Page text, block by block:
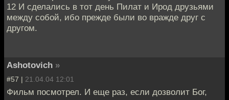
12 И сделались в тот день Пилат и Ирод друзьями
между собой, ибо прежде были во вражде друг с
другом.
Ashotovich »
#57 | 21.04.04 12:01
Фильм посмотрел. И еще раз, если дозволит Бог,